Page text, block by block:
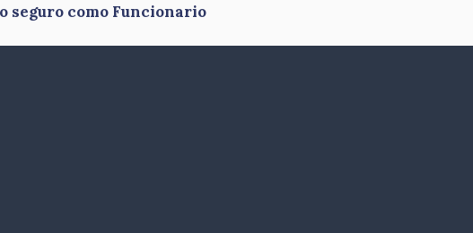
seguro como Funcionario